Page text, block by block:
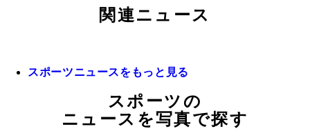
関連ニュース
スポーツニュースをもっと見る
スポーツの
ニュースを写真で探す